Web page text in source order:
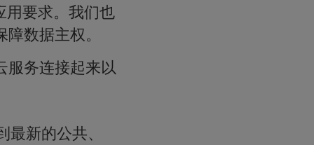
用要求。我们也
数据主权。
服务连接起来以
新的公共、